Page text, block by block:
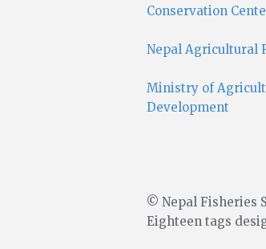
Conservation
Nepal Agricultural
Ministry of
Development
© Nepal Fisheries
Eighteen tags